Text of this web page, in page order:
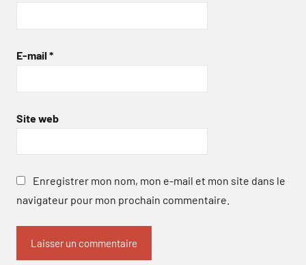
E-mail *
Site web
Enregistrer mon nom, mon e-mail et mon site dans le
navigateur pour mon prochain commentaire.